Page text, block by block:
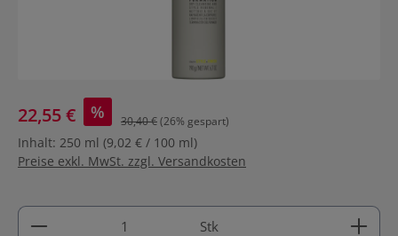
22,55 € % 30,40 €(26% gespart)
Inhalt: 250 ml (9,02 € / 100 ml)
Preise exkl. MwSt. zzgl. Versandkosten
Produkt Anzahl: Gib den gewünschten Wert ein
Stk